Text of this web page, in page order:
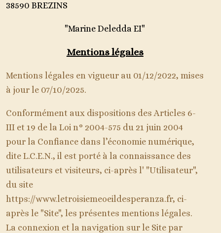
38590 BREZINS
"Marine Deledda EI"
Mentions légales
Mentions légales en vigueur au 01/12/2022, mises
à jour le 07/10/2025.
Conformément aux dispositions des Articles 6-
III et 19 de la Loi n° 2004-575 du 21 juin 2004
pour la Confiance dans l’économie numérique,
dite L.C.E.N., il est porté à la connaissance des
utilisateurs et visiteurs, ci-après l' "Utilisateur",
du site
https://www.letroisiemeoeildesperanza.fr, ci-
après le "Site", les présentes mentions légales.
La connexion et la navigation sur le Site par